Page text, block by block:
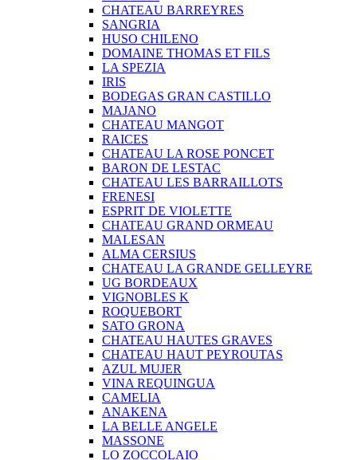
CHATEAU BARREYRES
SANGRIA
HUSO CHILENO
DOMAINE THOMAS ET FILS
LA SPEZIA
IRIS
BODEGAS GRAN CASTILLO
MAJANO
CHATEAU MANGOT
RAICES
CHATEAU LA ROSE PONCET
BARON DE LESTAC
CHATEAU LES BARRAILLOTS
FRENESI
ESPRIT DE VIOLETTE
CHATEAU GRAND ORMEAU
MALESAN
ALMA CERSIUS
CHATEAU LA GRANDE GELLEYRE
UG BORDEAUX
VIGNOBLES K
ROQUEBORT
SATO GRONA
CHATEAU HAUTES GRAVES
CHATEAU HAUT PEYROUTAS
AZUL MUJER
VINA REQUINGUA
CAMELIA
ANAKENA
LA BELLE ANGELE
MASSONE
LO ZOCCOLAIO